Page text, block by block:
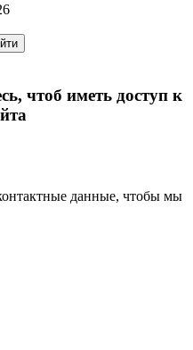
чтоб иметь доступ к
данные, чтобы мы